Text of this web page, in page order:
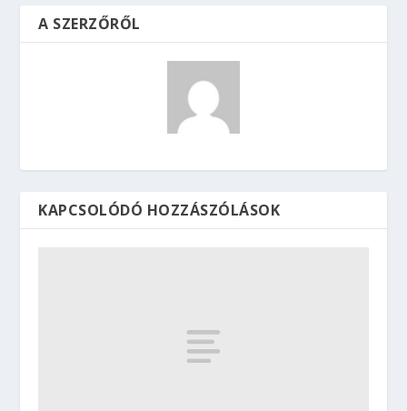
A SZERZŐRŐL
KAPCSOLÓDÓ HOZZÁSZÓLÁSOK